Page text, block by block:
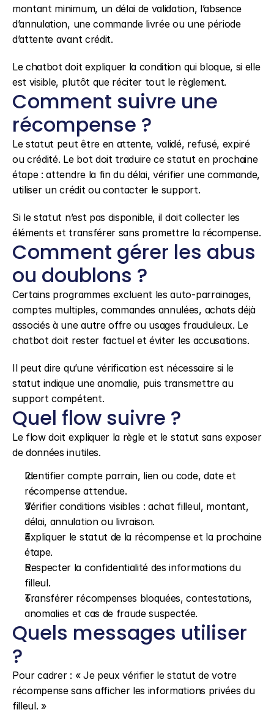
montant minimum, un délai de validation, l’absence
d’annulation, une commande livrée ou une période
d’attente avant crédit.
Le chatbot doit expliquer la condition qui bloque, si elle
est visible, plutôt que réciter tout le règlement.
Comment suivre une
récompense ?
Le statut peut être en attente, validé, refusé, expiré
ou crédité. Le bot doit traduire ce statut en prochaine
étape : attendre la fin du délai, vérifier une commande,
utiliser un crédit ou contacter le support.
Si le statut n’est pas disponible, il doit collecter les
éléments et transférer sans promettre la récompense.
Comment gérer les abus
ou doublons ?
Certains programmes excluent les auto-parrainages,
comptes multiples, commandes annulées, achats déjà
associés à une autre offre ou usages frauduleux. Le
chatbot doit rester factuel et éviter les accusations.
Il peut dire qu’une vérification est nécessaire si le
statut indique une anomalie, puis transmettre au
support compétent.
Quel flow suivre ?
Le flow doit expliquer la règle et le statut sans exposer
de données inutiles.
Identifier compte parrain, lien ou code, date et
récompense attendue.
Vérifier conditions visibles : achat filleul, montant,
délai, annulation ou livraison.
Expliquer le statut de la récompense et la prochaine
étape.
Respecter la confidentialité des informations du
filleul.
Transférer récompenses bloquées, contestations,
anomalies et cas de fraude suspectée.
Quels messages utiliser
?
Pour cadrer : « Je peux vérifier le statut de votre
récompense sans afficher les informations privées du
filleul. »